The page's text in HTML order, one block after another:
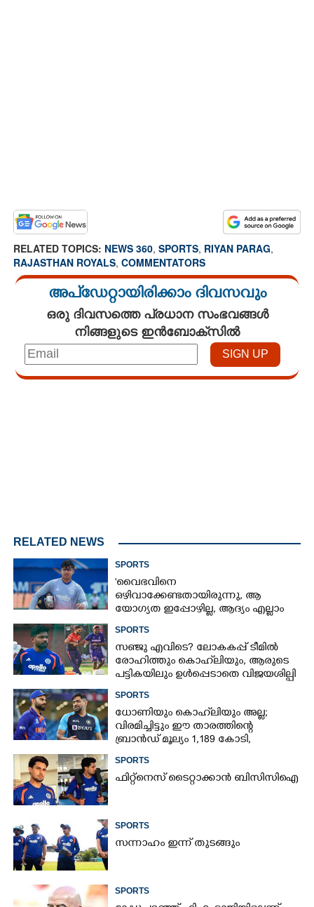
RELATED TOPICS: NEWS 360, SPORTS, RIYAN PARAG,
RAJASTHAN ROYALS, COMMENTATORS
അപ്ഡേറ്റായിരിക്കാം ദിവസവും
ഒരു ദിവസത്തെ പ്രധാന സംഭവങ്ങൾ
നിങ്ങളുടെ ഇൻബോക്സിൽ
RELATED NEWS
SPORTS
'വൈഭവിനെ
ഒഴിവാക്കേണ്ടതായിരുന്നു,​ ആ
യോഗ്യത ഇപ്പോഴില്ല, ആദ്യം എല്ലാം
ക്രിക്കറ്റ് താരം
SPORTS
സഞ്ജു എവിടെ? ലോകകപ്പ് ടീമിൽ
രോഹിത്തും കൊഹ്‌ലിയും, ആരുടെ
പട്ടികയിലും ഉൾപ്പെടാതെ വിജയശില്പി
SPORTS
ധോണിയും കൊഹ്‌ലിയും അല്ല;
വിരമിച്ചിട്ടും ഈ താരത്തിന്റെ
ബ്രാൻഡ് മൂല്യം 1,189 കോടി,
SPORTS
ഫിറ്റ്നെസ് ടൈറ്റാക്കാൻ ബിസിസിഐ
SPORTS
സന്നാഹം ഇന്ന് തുടങ്ങും
SPORTS